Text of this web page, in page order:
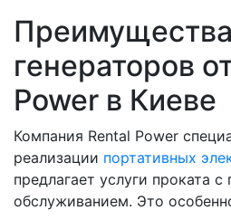
генераторов
Power в Киеве
Компания Rental Power
реализации портативных
предлагает услуги проката
обслуживанием. Это